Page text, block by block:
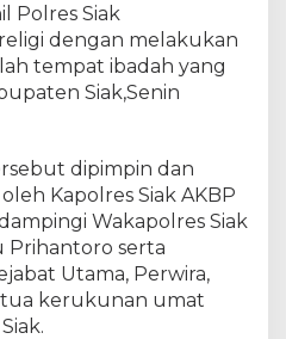
Polres Siak
dengan melakukan
tempat ibadah yang
Siak,Senin
dipimpin dan
Kapolres Siak AKBP
Wakapolres Siak
Prihantoro serta
Utama, Perwira,
kerukunan umat